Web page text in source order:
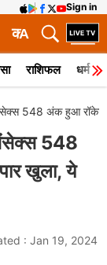
Sign in
A
क
राशिफल धर्म
548 अंक हुआ
548
खुला, ये
: Jan 19, 2024